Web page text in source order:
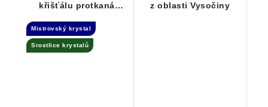
křišťálu protkaná
krystal
Mistrovský krystal
Srostlice krystalů
z oblasti Vysočiny